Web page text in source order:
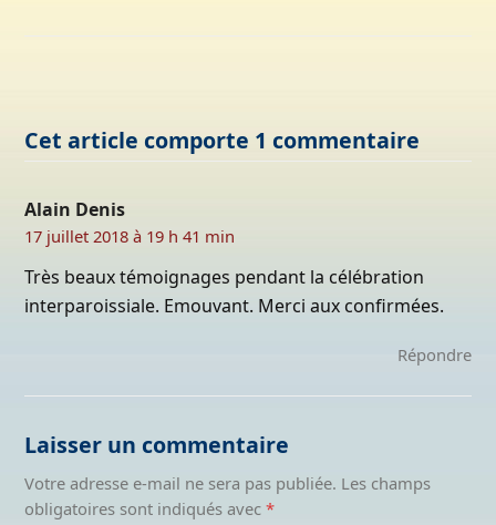
Cet article comporte 1 commentaire
Alain Denis
17 juillet 2018 à 19 h 41 min
Très beaux témoignages pendant la célébration
interparoissiale. Emouvant. Merci aux confirmées.
Répondre
Laisser un commentaire
Votre adresse e-mail ne sera pas publiée. Les champs
obligatoires sont indiqués avec*